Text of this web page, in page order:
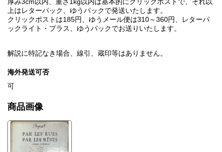
上はレターパック、ゆうパックで発送いたします。
クリックポストは185円、ゆうメール便は310～360円、レターパ
ックライト・プラス、ゆうパックでお送りいたします。
解説に特記なき場合、線引、蔵印等はありません。
海外発送可否
可
商品画像